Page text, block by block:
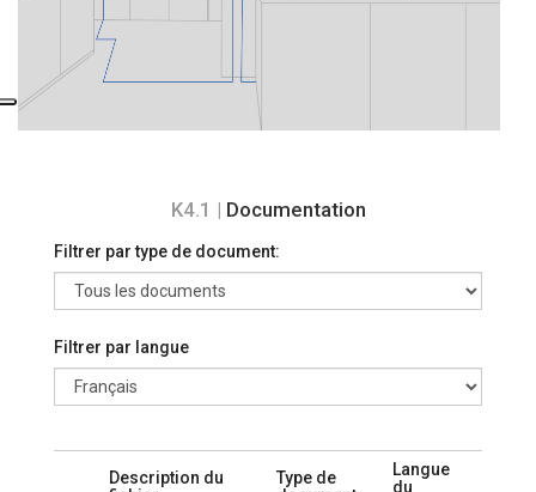
K4.1 | Documentation
Filtrer par type de document:
Filtrer par langue
Description du
Type de
Langue
du